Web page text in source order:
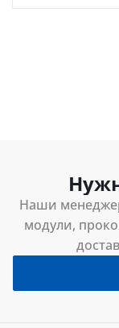
Наши
модули,